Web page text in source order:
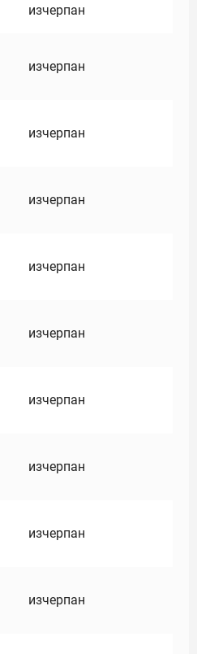
изчерпан
изчерпан
изчерпан
изчерпан
изчерпан
изчерпан
изчерпан
изчерпан
изчерпан
изчерпан